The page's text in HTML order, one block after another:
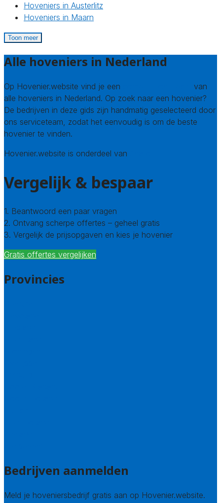
Hoveniers in Austerlitz
Hoveniers in Maarn
Toon meer
Alle hoveniers in Nederland
Op Hovenier.website vind je een
van
alle hoveniers in Nederland. Op zoek naar een hovenier?
De bedrijven in deze gids zijn handmatig geselecteerd door
ons serviceteam, zodat het eenvoudig is om de beste
hovenier te vinden.
Hovenier.website is onderdeel van
Vergelijk & bespaar
1. Beantwoord een paar vragen
2. Ontvang scherpe offertes – geheel gratis
3. Vergelijk de prijsopgaven en kies je hovenier
Gratis offertes vergelijken
Provincies
Bedrijven aanmelden
Meld je hoveniersbedrijf gratis aan op Hovenier.website.